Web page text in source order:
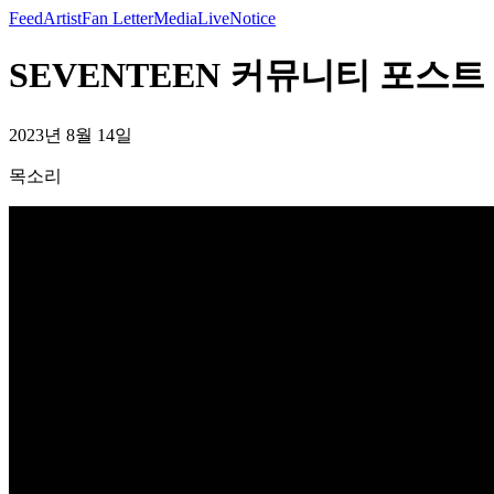
FeedArtistFan LetterMediaLiveNotice
SEVENTEEN 커뮤니티 포스
2023년 8월 14일
목소리